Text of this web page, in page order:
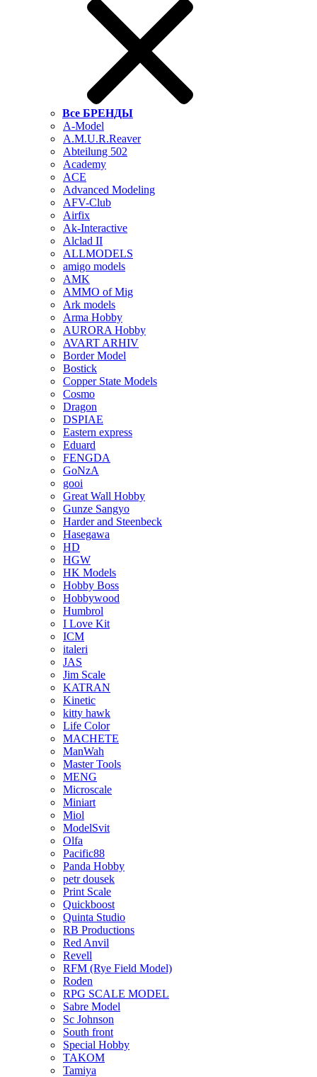
Все БРЕНДЫ
A-Model
A.M.U.R.Reaver
Abteilung 502
Academy
ACE
Advanced Modeling
AFV-Club
Airfix
Ak-Interactive
Alclad II
ALLMODELS
amigo models
AMK
AMMO of Mig
Ark models
Arma Hobby
AURORA Hobby
AVART ARHIV
Border Model
Bostick
Copper State Models
Cosmo
Dragon
DSPIAE
Eastern express
Eduard
FENGDA
GoNzA
gooi
Great Wall Hobby
Gunze Sangyo
Harder and Steenbeck
Hasegawa
HD
HGW
HK Models
Hobby Boss
Hobbywood
Humbrol
I Love Kit
ICM
italeri
JAS
Jim Scale
KATRAN
Kinetic
kitty hawk
Life Color
MACHETE
ManWah
Master Tools
MENG
Microscale
Miniart
Miol
ModelSvit
Olfa
Pacific88
Panda Hobby
petr dousek
Print Scale
Quickboost
Quinta Studio
RB Productions
Red Anvil
Revell
RFM (Rye Field Model)
Roden
RPG SCALE MODEL
Sabre Model
Sc Johnson
South front
Special Hobby
TAKOM
Tamiya